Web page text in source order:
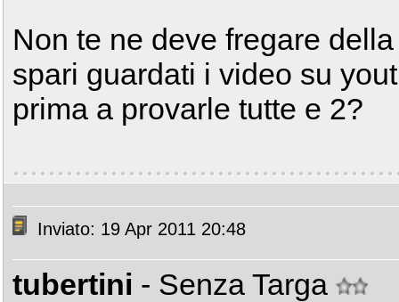
Non te ne deve fregare
spari guardati i video su
prima a provarle tutte e 2?
Inviato: 19 Apr 2011 20:48
tubertini - Senza Targa